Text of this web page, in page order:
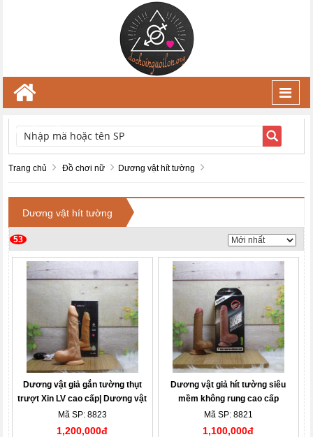
TÌM KIẾM
Trang chủ Đồ chơi nữ Dương vật hít tường
Dương vật hít tường
53
Dương vật giả gắn tường thụt
trượt Xin LV cao cấp| Dương vật
giả
Mã SP: 8823
1,200,000đ
Dương vật giả hít tường siêu
mềm không rung cao cấp
Lovetoy 7.0| Dương vật giả
Mã SP: 8821
1,100,000đ